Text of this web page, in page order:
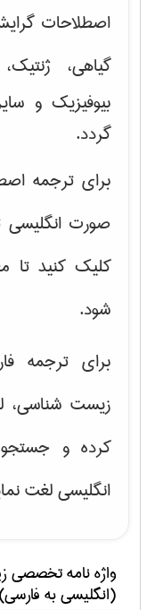
اصطلاحات
گیاهی،
بیوفیزیک و
گردد.
برای ترجمه
صورت انگلیسی
کلیک کنید تا
شود.
برای ترجمه
زیست شناسی،
کرده و جستجو
انگلیسی لغت
واژه نامه تخصصی
(انگلیسی به فارسی)